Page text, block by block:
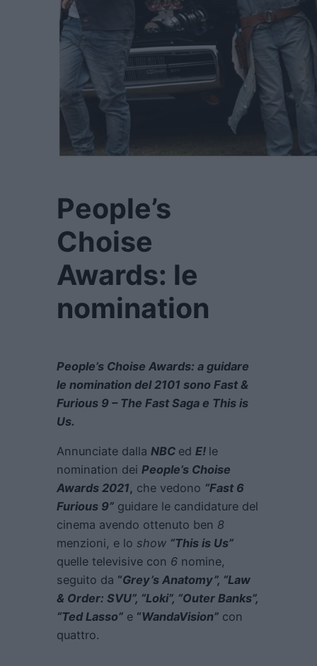
People’s
Choise
Awards: le
nomination
People’s Choise Awards: a guidare
le nomination del 2101 sono Fast &
Furious 9 – The Fast Saga e This is
Us.
Annunciate dalla NBC ed E! le
nomination dei People’s Choise
Awards 2021, che vedono “Fast 6
Furious 9” guidare le candidature del
cinema avendo ottenuto ben 8
menzioni, e lo show “This is Us”
quelle televisive con 6 nomine,
seguito da “Grey’s Anatomy”, “Law
& Order: SVU”, “Loki”, “Outer Banks”,
“Ted Lasso” e “WandaVision” con
quattro.